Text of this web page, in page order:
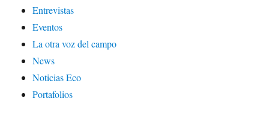
Entrevistas
Eventos
La otra voz del campo
News
Noticias Eco
Portafolios